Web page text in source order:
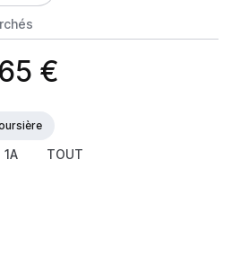
€
1A TOUT